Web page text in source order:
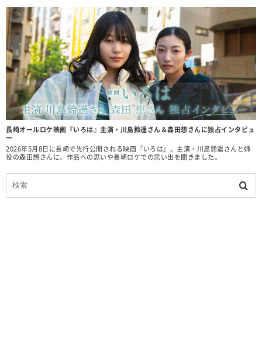
長崎オールロケ映画『いろは』主演・川島鈴遥さん＆森田想さんに独占インタビュ
ー
2026年5月8日に長崎で先行公開される映画『いろは』。主演・川島鈴遥さんと姉
役の森田想さんに、作品への思いや長崎ロケでの思い出を聞きました。